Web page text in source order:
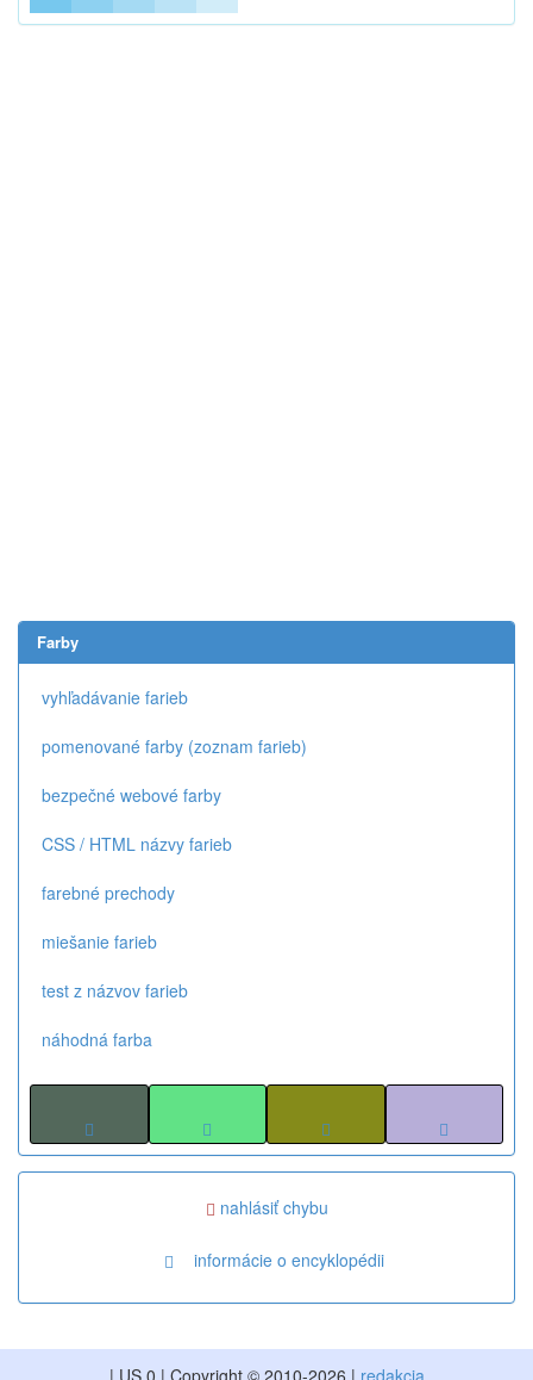
Farby
vyhľadávanie farieb
pomenované farby (zoznam farieb)
bezpečné webové farby
CSS / HTML názvy farieb
farebné prechody
miešanie farieb
test z názvov farieb
náhodná farba
nahlásiť chybu
informácie o encyklopédii
| US 0 | Copyright © 2010-2026 | redakcia